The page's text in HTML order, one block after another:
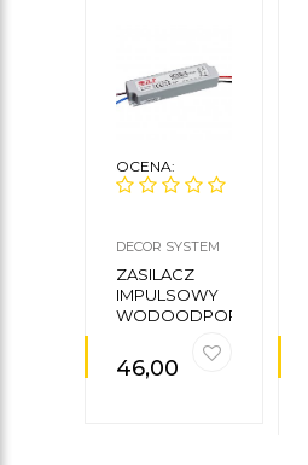
OCENA:
DECOR SYSTEM
ZASILACZ
IMPULSOWY
WODOODPORNY
12V/2A 20W
46,00